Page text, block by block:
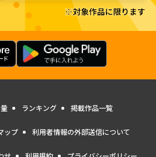
ランキング 掲載作品一覧
ップ 利用者情報の外部送信について